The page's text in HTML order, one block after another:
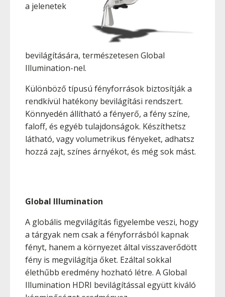
a jelenetek
bevilágítására, természetesen Global
Illumination-nel.
Különböző típusú fényforrások biztosítják a
rendkívül hatékony bevilágítási rendszert.
Könnyedén állítható a fényerő, a fény színe,
faloff, és egyéb tulajdonságok. Készíthetsz
látható, vagy volumetrikus fényeket, adhatsz
hozzá zajt, színes árnyékot, és még sok mást.
Global Illumination
A globális megvilágítás figyelembe veszi, hogy
a tárgyak nem csak a fényforrásból kapnak
fényt, hanem a környezet által visszaverődött
fény is megvilágítja őket. Ezáltal sokkal
élethűbb eredmény hozható létre. A Global
Illumination HDRI bevilágítással együtt kiváló